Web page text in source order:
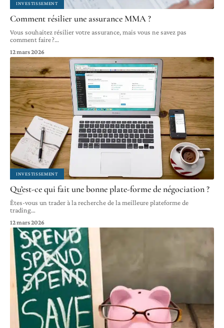
INVESTISSEMENT
Comment résilier une assurance MMA ?
Vous souhaitez résilier votre assurance, mais vous ne savez pas
comment faire ?…
12 mars 2026
INVESTISSEMENT
Qu’est-ce qui fait une bonne plate-forme de négociation ?
Êtes-vous un trader à la recherche de la meilleure plateforme de
trading…
12 mars 2026